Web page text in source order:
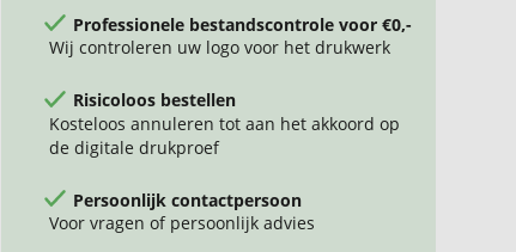
Professionele bestandscontrole voor €0,-
Wij controleren uw logo voor het drukwerk
Risicoloos bestellen
Kosteloos annuleren tot aan het akkoord op
de digitale drukproef
Persoonlijk contactpersoon
Voor vragen of persoonlijk advies